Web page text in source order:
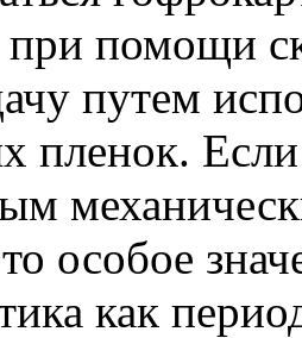
при помощи
путем
пленок. Если
особое
как